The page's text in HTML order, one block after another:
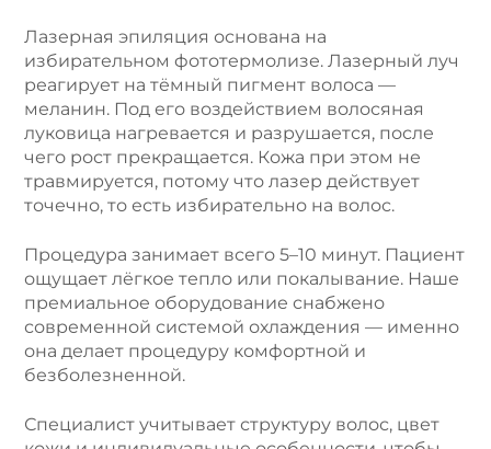
Лазерная эпиляция основана на
избирательном фототермолизе. Лазерный луч
реагирует на тёмный пигмент волоса —
меланин. Под его воздействием волосяная
луковица нагревается и разрушается, после
чего рост прекращается. Кожа при этом не
травмируется, потому что лазер действует
точечно, то есть избирательно на волос.
Процедура занимает всего 5–10 минут. Пациент
ощущает лёгкое тепло или покалывание. Наше
премиальное оборудование снабжено
современной системой охлаждения — именно
она делает процедуру комфортной и
безболезненной.
Специалист учитывает структуру волос, цвет